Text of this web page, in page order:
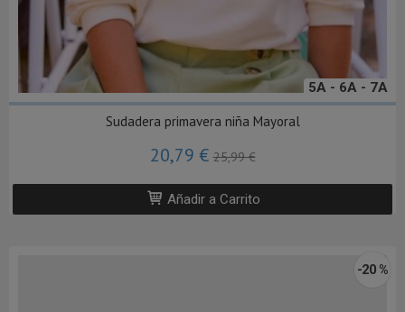
5A - 6A - 7A
Sudadera primavera niña Mayoral
20,79 €25,99 €
Añadir a Carrito
-20 %